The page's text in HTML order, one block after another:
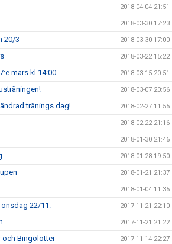
2018-04-04 21:51
2018-03-30 17:23
20/3 2018-03-30 17:00
2018-03-22 15:22
mars kl.14:00 2018-03-15 20:51
2018-03-07 20:56
tränings dag! 2018-02-27 11:55
2018-02-22 21:16
2018-01-30 21:46
2018-01-28 19:50
2018-01-21 21:37
2018-01-04 11:35
22/11. 2017-11-21 22:10
2017-11-21 21:22
och Bingolotter 2017-11-14 22:27